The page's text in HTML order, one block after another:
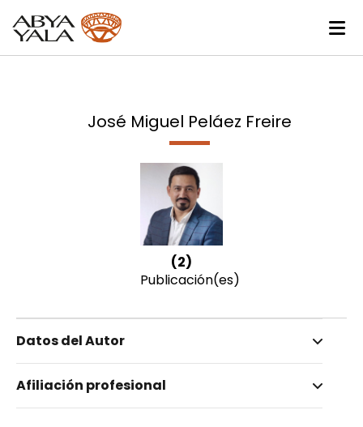
José Miguel Peláez Freire
(2)
Publicación(es)
Datos del Autor
Peláez Freire, José Miguel
Afiliación profesional